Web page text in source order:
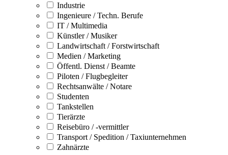
Industrie
Ingenieure / Techn. Berufe
IT / Multimedia
Künstler / Musiker
Landwirtschaft / Forstwirtschaft
Medien / Marketing
Öffentl. Dienst / Beamte
Piloten / Flugbegleiter
Rechtsanwälte / Notare
Studenten
Tankstellen
Tierärzte
Reisebüro / -vermittler
Transport / Spedition / Taxiunternehmen
Zahnärzte